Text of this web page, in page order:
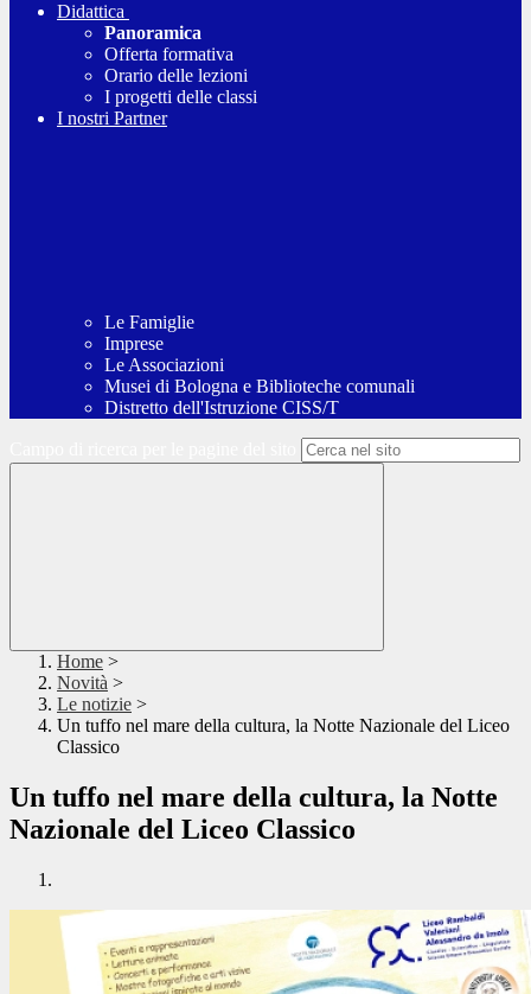
Didattica
Panoramica
Offerta formativa
Orario delle lezioni
I progetti delle classi
I nostri Partner
Le Famiglie
Imprese
Le Associazioni
Musei di Bologna e Biblioteche comunali
Distretto dell'Istruzione CISS/T
Home >
Novità >
Le notizie >
Un tuffo nel mare della cultura, la Notte Nazionale del Liceo
Classico
Un tuffo nel mare della cultura, la Notte
Nazionale del Liceo Classico